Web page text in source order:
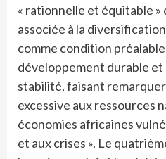
« rationnelle et équitable »
associée à la
comme condition préalable
développement durable et
stabilité, faisant
excessive aux ressources
économies africaines
et aux crises ». Le